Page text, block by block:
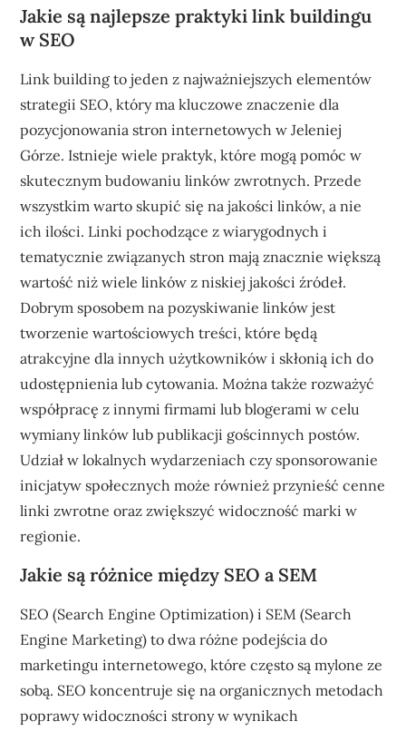
Jakie są najlepsze praktyki link buildingu
w SEO
Link building to jeden z najważniejszych elementów
strategii SEO, który ma kluczowe znaczenie dla
pozycjonowania stron internetowych w Jeleniej
Górze. Istnieje wiele praktyk, które mogą pomóc w
skutecznym budowaniu linków zwrotnych. Przede
wszystkim warto skupić się na jakości linków, a nie
ich ilości. Linki pochodzące z wiarygodnych i
tematycznie związanych stron mają znacznie większą
wartość niż wiele linków z niskiej jakości źródeł.
Dobrym sposobem na pozyskiwanie linków jest
tworzenie wartościowych treści, które będą
atrakcyjne dla innych użytkowników i skłonią ich do
udostępnienia lub cytowania. Można także rozważyć
współpracę z innymi firmami lub blogerami w celu
wymiany linków lub publikacji gościnnych postów.
Udział w lokalnych wydarzeniach czy sponsorowanie
inicjatyw społecznych może również przynieść cenne
linki zwrotne oraz zwiększyć widoczność marki w
regionie.
Jakie są różnice między SEO a SEM
SEO (Search Engine Optimization) i SEM (Search
Engine Marketing) to dwa różne podejścia do
marketingu internetowego, które często są mylone ze
sobą. SEO koncentruje się na organicznych metodach
poprawy widoczności strony w wynikach